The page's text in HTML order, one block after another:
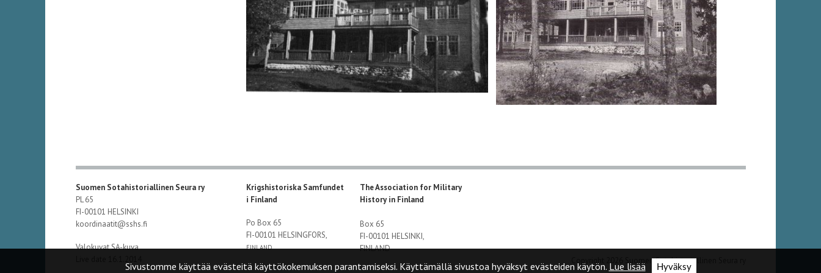
Suomen Sotahistoriallinen Seura ry
PL 65
FI-00101 HELSINKI
koordinaatit@sshs.fi
Valokuvat SA-kuva
Krigshistoriska Samfundet
i Finland
Po Box 65
FI-00101 HELSINGFORS,
FINLAND
The Association for Military
History in Finland
Box 65
FI-00101 HELSINKI,
FINLAND
Copyright 2026 Suomen Sotahistoriallinen Seura ry
Sivustomme käyttää evästeitä käyttökokemuksen parantamiseksi. Käyttämällä sivustoa hyväksyt evästeiden käytön. Lue lisää Hyväksy